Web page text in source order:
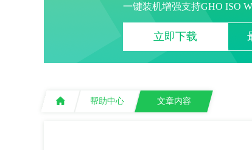
一键装机增强支持GHO ISO
立即下载
帮助中心 文章内容